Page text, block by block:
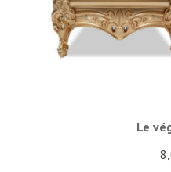
Le